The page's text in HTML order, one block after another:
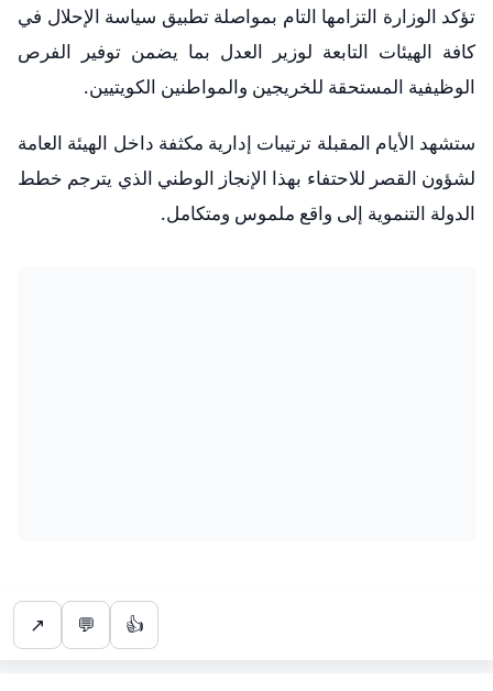
تؤكد الوزارة التزامها التام بمواصلة تطبيق سياسة الإحلال في
كافة الهيئات التابعة لوزير العدل بما يضمن توفير الفرص
الوظيفية المستحقة للخريجين والمواطنين الكويتيين.
ستشهد الأيام المقبلة ترتيبات إدارية مكثفة داخل الهيئة العامة
لشؤون القصر للاحتفاء بهذا الإنجاز الوطني الذي يترجم خطط
الدولة التنموية إلى واقع ملموس ومتكامل.
👍
💬
↗